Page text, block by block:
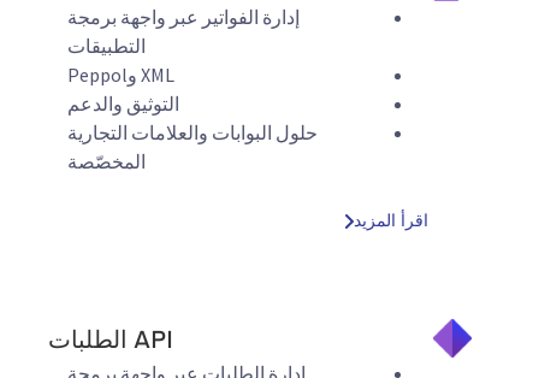
إدارة الفواتير عبر واجهة برمجة
التطبيقات
XML وPeppol
التوثيق والدعم
حلول البوابات والعلامات التجارية
المخصّصة
اقرأ المزيد
API الطلبات